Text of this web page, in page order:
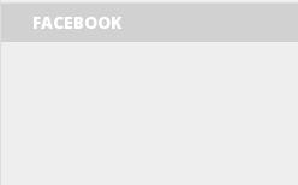
FACEBOOK